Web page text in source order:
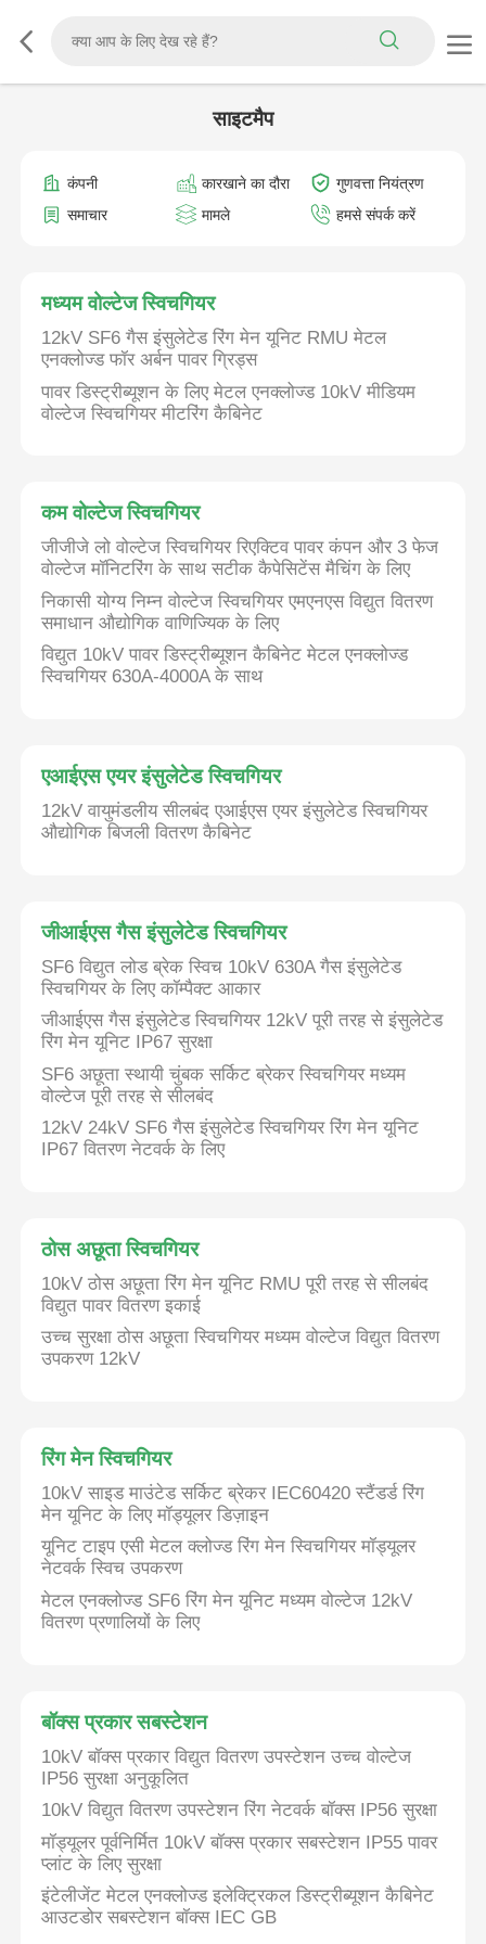
साइटमैप
कंपनी कारखाने का दौरा
गुणवत्ता नियंत्रण
समाचार
मामले हमसे संपर्क करें
मध्यम वोल्टेज स्विचगियर
12kV SF6 गैस इंसुलेटेड रिंग मेन यूनिट RMU मेटल
एनक्लोज्ड फॉर अर्बन पावर ग्रिड्स
पावर डिस्ट्रीब्यूशन के लिए मेटल एनक्लोज्ड 10kV मीडियम
वोल्टेज स्विचगियर मीटरिंग कैबिनेट
कम वोल्टेज स्विचगियर
जीजीजे लो वोल्टेज स्विचगियर रिएक्टिव पावर कंपन और 3 फेज
वोल्टेज मॉनिटरिंग के साथ सटीक कैपेसिटेंस मैचिंग के लिए
निकासी योग्य निम्न वोल्टेज स्विचगियर एमएनएस विद्युत वितरण
समाधान औद्योगिक वाणिज्यिक के लिए
विद्युत 10kV पावर डिस्ट्रीब्यूशन कैबिनेट मेटल एनक्लोज्ड
स्विचगियर 630A-4000A के साथ
एआईएस एयर इंसुलेटेड स्विचगियर
12kV वायुमंडलीय सीलबंद एआईएस एयर इंसुलेटेड स्विचगियर
औद्योगिक बिजली वितरण कैबिनेट
जीआईएस गैस इंसुलेटेड स्विचगियर
SF6 विद्युत लोड ब्रेक स्विच 10kV 630A गैस इंसुलेटेड
स्विचगियर के लिए कॉम्पैक्ट आकार
जीआईएस गैस इंसुलेटेड स्विचगियर 12kV पूरी तरह से इंसुलेटेड
रिंग मेन यूनिट IP67 सुरक्षा
SF6 अछूता स्थायी चुंबक सर्किट ब्रेकर स्विचगियर मध्यम
वोल्टेज पूरी तरह से सीलबंद
12kV 24kV SF6 गैस इंसुलेटेड स्विचगियर रिंग मेन यूनिट
IP67 वितरण नेटवर्क के लिए
ठोस अछूता स्विचगियर
10kV ठोस अछूता रिंग मेन यूनिट RMU पूरी तरह से सीलबंद
विद्युत पावर वितरण इकाई
उच्च सुरक्षा ठोस अछूता स्विचगियर मध्यम वोल्टेज विद्युत वितरण
उपकरण 12kV
रिंग मेन स्विचगियर
10kV साइड माउंटेड सर्किट ब्रेकर IEC60420 स्टैंडर्ड रिंग
मेन यूनिट के लिए मॉड्यूलर डिज़ाइन
यूनिट टाइप एसी मेटल क्लोज्ड रिंग मेन स्विचगियर मॉड्यूलर
नेटवर्क स्विच उपकरण
मेटल एनक्लोज्ड SF6 रिंग मेन यूनिट मध्यम वोल्टेज 12kV
वितरण प्रणालियों के लिए
बॉक्स प्रकार सबस्टेशन
10kV बॉक्स प्रकार विद्युत वितरण उपस्टेशन उच्च वोल्टेज
IP56 सुरक्षा अनुकूलित
10kV विद्युत वितरण उपस्टेशन रिंग नेटवर्क बॉक्स IP56 सुरक्षा
मॉड्यूलर पूर्वनिर्मित 10kV बॉक्स प्रकार सबस्टेशन IP55 पावर
प्लांट के लिए सुरक्षा
इंटेलीजेंट मेटल एनक्लोज्ड इलेक्ट्रिकल डिस्ट्रीब्यूशन कैबिनेट
आउटडोर सबस्टेशन बॉक्स IEC GB